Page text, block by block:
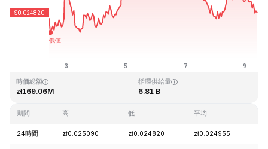
最終更新日時：2026-08-09、09:16 GMT+0
時価総額
zł169.06M
循環供給量
6.81 B
期間 高 低 平均
24時間 zł0.025090 zł0.024820 zł0.024955